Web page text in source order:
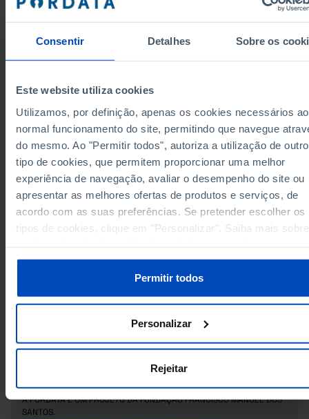
Consentir Detalhes Sobre os
Este website utiliza cookies
Utilizamos, por definição, apenas os cookies necessários ao
normal funcionamento do site, permitindo que navegue
do mesmo. Ao "Permitir todos", autoriza a utilização de outro
tipo de cookies, que permitem proporcionar uma melhor
experiência de navegação, avaliar o desempenho do site ou
apresentar as melhores ofertas de produtos e serviços, de
acordo com as suas preferências. Se pretender escolher os
tipos de cookies, clique em "Personalizar". Saiba mais sobre
Política de Cookies.
Permitir todos
Personalizar
Rejeitar
Oeste e Vale do Tejo x
Grande Lisboa x 32,8 x
Península de Setúbal x 33,1 x
Alentejo x 32,7 x
Região Autónoma dos Açores
38,0 31,5
40,0
Região Autónoma da Madeira
35,0 31,2
40,0
Dados de acordo com a versão 2024 da
das Unidades Territoriais para Fins Estatísticos
(NUTS). Para obter dados de NUTS II e III, versão
atualizados até Janeiro 2024, consulte o arquivo
disponívelaqui.
Fontes/Entidades: INE, PORDATA
da População Residente, divulgada pelo INE, a 22/06/2026. O INE prevê a
A PORDATA É UM PROJETO DA FUNDAÇÃO FRANCISCO MANUEL DOS
SANTOS.